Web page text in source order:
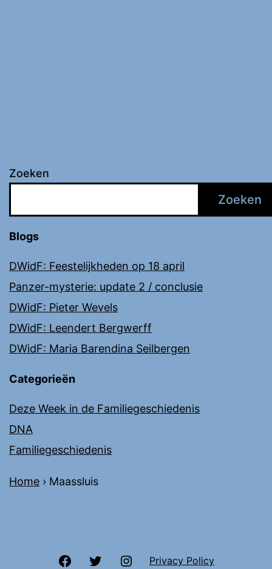
Zoeken
Zoeken
Blogs
DWidF: Feestelijkheden op 18 april
Panzer-mysterie: update 2 / conclusie
DWidF: Pieter Wevels
DWidF: Leendert Bergwerff
DWidF: Maria Barendina Seilbergen
Categorieën
Deze Week in de Familiegeschiedenis
DNA
Familiegeschiedenis
Home › Maassluis
FacebookTwitter Instagram
Privacy Policy